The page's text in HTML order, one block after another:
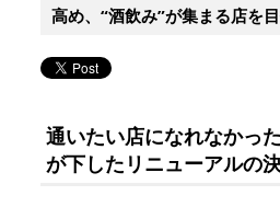
高め、“酒飲み”が集まる店を目
通いたい店になれなかっ
が下したリニューアルの